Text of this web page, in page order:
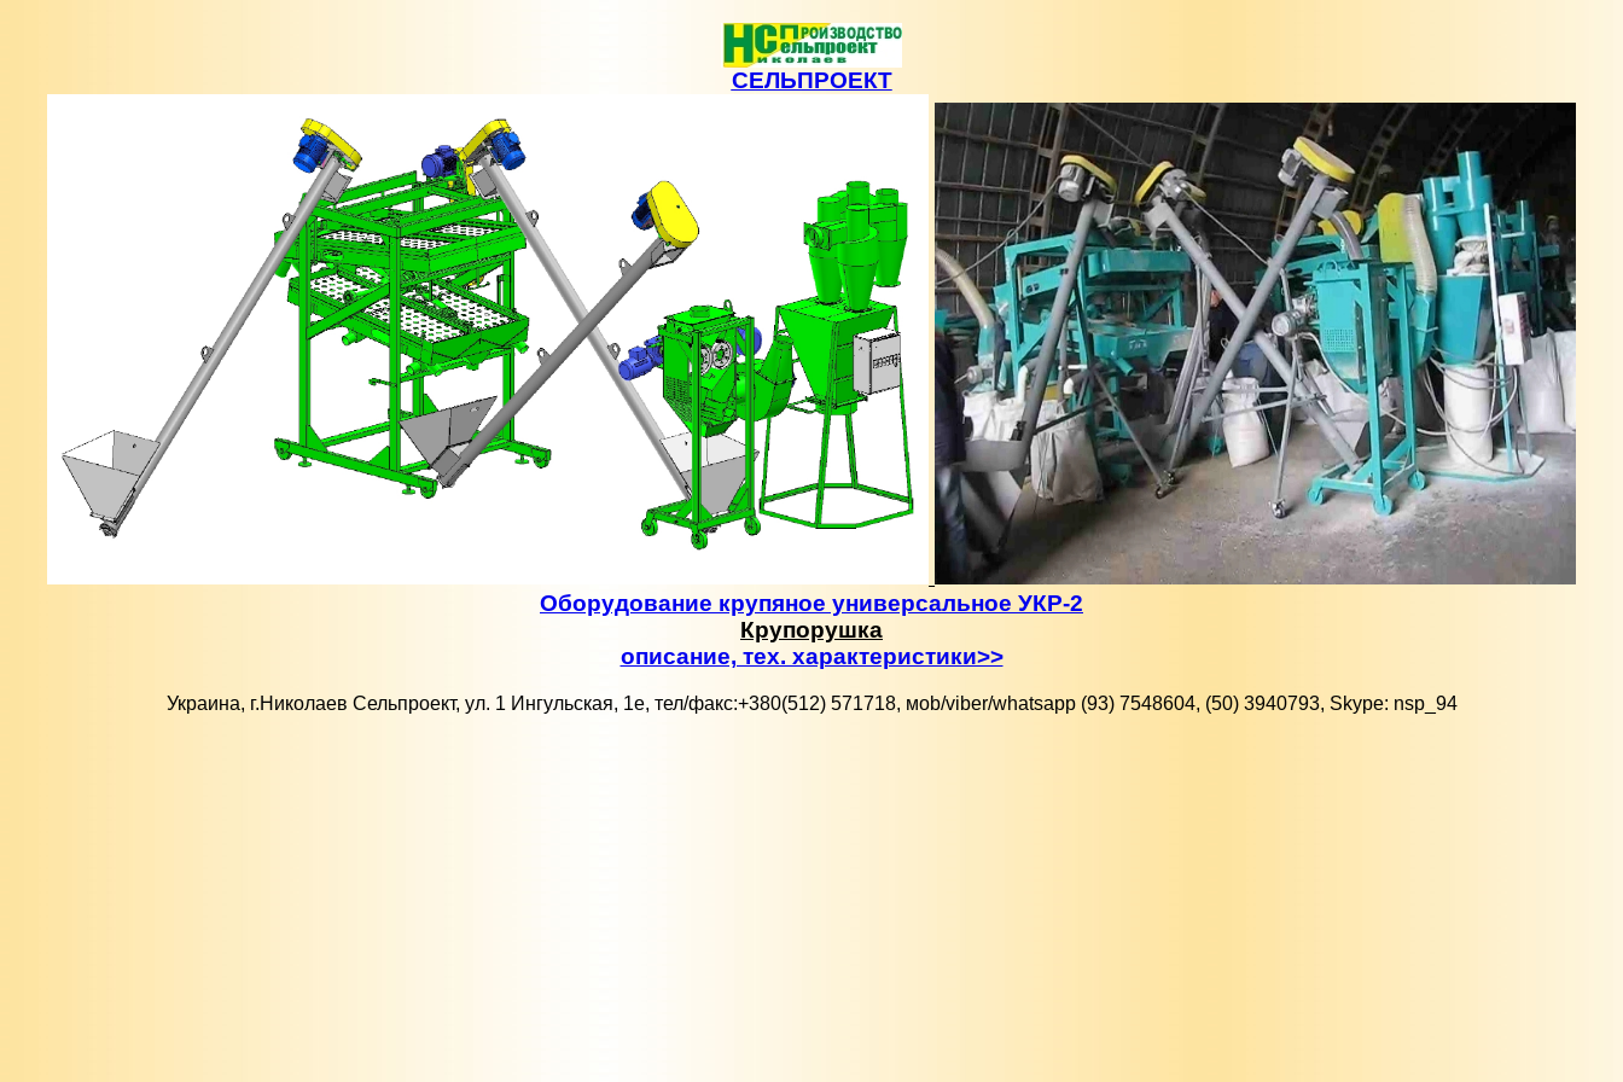
СЕЛЬПРОЕКТ
Оборудование крупяное универсальное УКР-2
Крупорушка
описание, тех. характеристики>>
Украина, г.Николаев Сельпроект, ул. 1 Ингульская, 1е, тел/факс:+380(512) 571718, моb/viber/whatsapp (93) 7548604, (50) 3940793, Skype: nsp_94